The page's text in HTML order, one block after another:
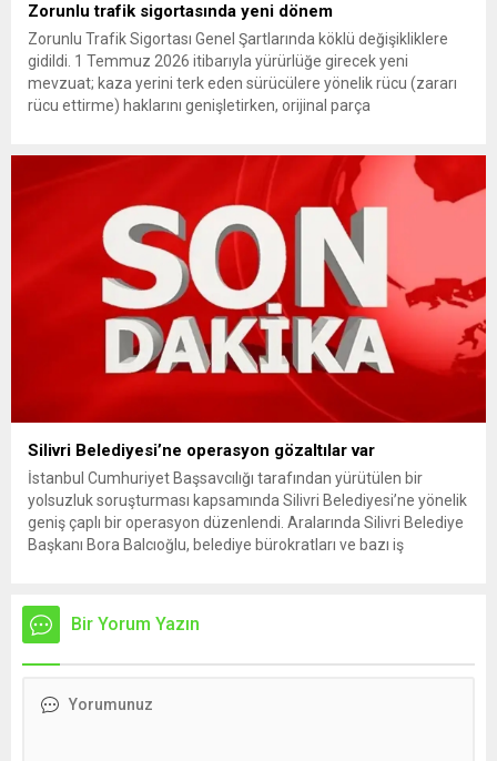
Zorunlu trafik sigortasında yeni dönem
Zorunlu Trafik Sigortası Genel Şartlarında köklü değişikliklere
gidildi. 1 Temmuz 2026 itibarıyla yürürlüğe girecek yeni
mevzuat; kaza yerini terk eden sürücülere yönelik rücu (zararı
rücu ettirme) haklarını genişletirken, orijinal parça
getiriyor. Hazine Müsteşarlığına bağlı ilgili kurumlarca...
Silivri Belediyesi’ne operasyon gözaltılar var
İstanbul Cumhuriyet Başsavcılığı tarafından yürütülen bir
yolsuzluk soruşturması kapsamında Silivri Belediyesi’ne yönelik
geniş çaplı bir operasyon düzenlendi. Aralarında Silivri Belediye
Başkanı Bora Balcıoğlu, belediye bürokratları ve bazı iş
inceleme ve arama çalışmaları devam ediyor. İstanbul’da...
Bir Yorum Yazın